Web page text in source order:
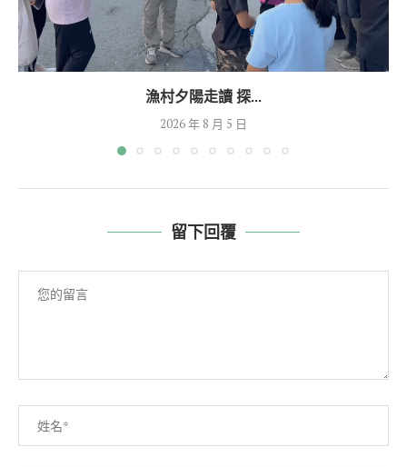
漁村夕陽走讀 探...
2026 年 8 月 5 日
留下回覆